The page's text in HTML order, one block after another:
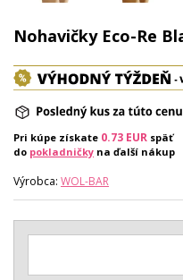
Nohavičky Eco-Re
Pri kúpe získate 0.73 EUR späť
do pokladničky na ďalší nákup
Výrobca: WOL-BAR